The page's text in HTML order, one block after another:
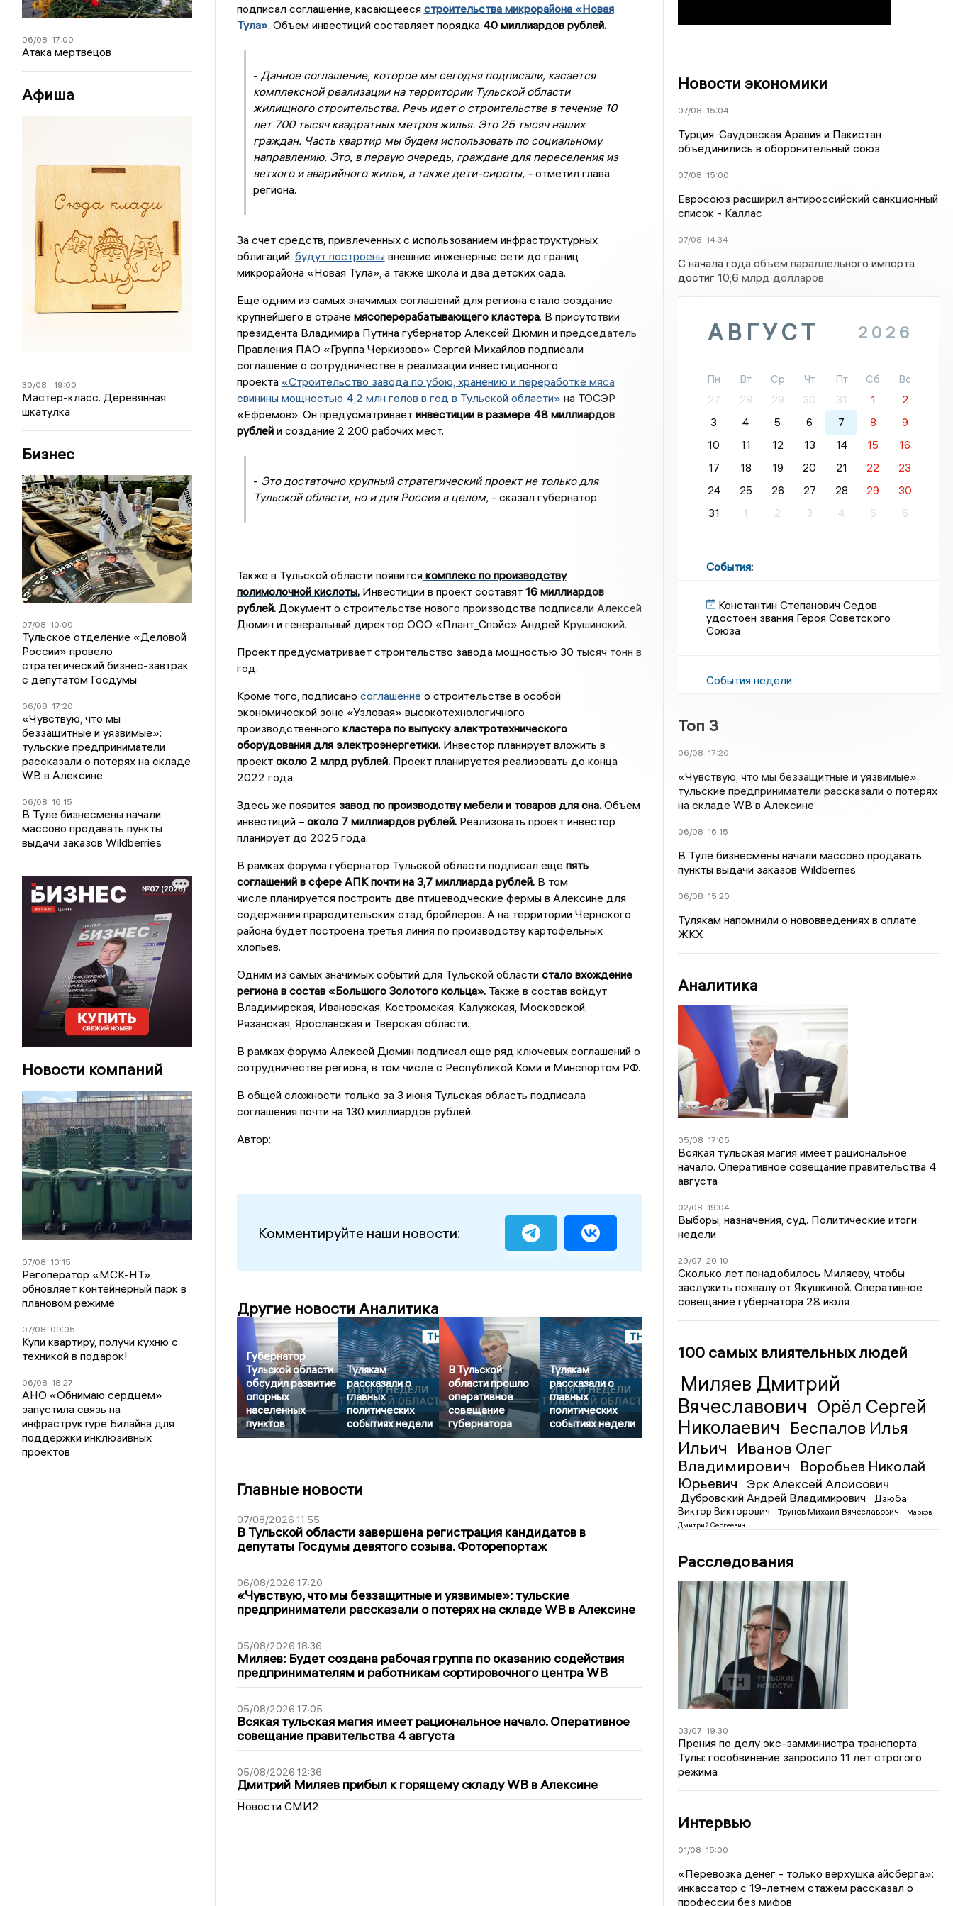
06/08 17:00
Атака мертвецов
Афиша
30/08 19:00
Мастер-класс. Деревянная
шкатулка
Бизнес
07/08 10:00
Тульское отделение «Деловой
России» провело
стратегический бизнес-завтрак
с депутатом Госдумы
06/08 17:20
«Чувствую, что мы
беззащитные и уязвимые»:
тульские предприниматели
рассказали о потерях на складе
WB в Алексине
06/08 16:15
В Туле бизнесмены начали
массово продавать пункты
выдачи заказов Wildberries
Новости компаний
07/08 10:15
Регоператор «МСК-НТ»
обновляет контейнерный парк в
плановом режиме
07/08 09:05
Купи квартиру, получи кухню с
техникой в подарок!
06/08 18:27
АНО «Обнимаю сердцем»
запустила связь на
инфраструктуре Билайна для
поддержки инклюзивных
проектов
подписал соглашение, касающееся строительства микрорайона «Новая
Тула». Объем инвестиций составляет порядка 40 миллиардов рублей.
- Данное соглашение, которое мы сегодня подписали, касается
комплексной реализации на территории Тульской области
жилищного строительства. Речь идет о строительстве в течение 10
лет 700 тысяч квадратных метров жилья. Это 25 тысяч наших
граждан. Часть квартир мы будем использовать по социальному
направлению. Это, в первую очередь, граждане для переселения из
ветхого и аварийного жилья, а также дети-сироты, - отметил глава
региона.
За счет средств, привлеченных с использованием инфраструктурных
облигаций, будут построенывнешние инженерные сети до границ
микрорайона «Новая Тула», а также школа и два детских сада.
Еще одним из самых значимых соглашений для региона стало создание
крупнейшего в стране мясоперерабатывающего кластера. В присутствии
президента Владимира Путина губернатор Алексей Дюмин и председатель
Правления ПАО «Группа Черкизово» Сергей Михайлов подписали
соглашение о сотрудничестве в реализации инвестиционного
проекта «Строительство завода по убою, хранению и переработке мяса
свинины мощностью 4,2 млн голов в год в Тульской области» на ТОСЭР
«Ефремов». Он предусматривает инвестиции в размере 48 миллиардов
рублейи создание 2 200 рабочих мест.
- Это достаточно крупный стратегический проект не только для
Тульской области, но и для России в целом, - сказал губернатор.
Также в Тульской области появится комплекс по производству
полимолочной кислоты.Инвестиции в проект составят 16 миллиардов
рублей.Документ о строительстве нового производства подписали Алексей
Дюмин и генеральный директор ООО «Плант_Спэйс» Андрей Крушинский.
Проект предусматривает строительство завода мощностью 30 тысяч тонн в
год.
Кроме того, подписано соглашение о строительстве в особой
экономической зоне «Узловая» высокотехнологичного
производственного кластера по выпуску электротехнического
оборудования для электроэнергетики.Инвестор планирует вложить в
проектоколо 2 млрд рублей.Проект планируется реализовать до конца
2022 года.
Здесь же появится завод по производству мебели и товаров для сна.Объем
инвестиций –около 7 миллиардов рублей.Реализовать проект инвестор
планирует до 2025 года.
В рамках форума губернатор Тульской области подписал еще пять
соглашений в сфере АПК почти на 3,7 миллиарда рублей. В том
числе планируется построить две птицеводческие фермы в Алексине для
содержания прародительских стад бройлеров. А на территории Чернского
района будет построена третья линия по производству картофельных
хлопьев.
Одним из самых значимых событий для Тульской области стало вхождение
региона в состав «Большого Золотого кольца». Также в состав войдут
Владимирская, Ивановская, Костромская, Калужская, Московской,
Рязанская, Ярославская и Тверская области.
В рамках форума Алексей Дюмин подписал еще ряд ключевых соглашений о
сотрудничестве региона, в том числе с Республикой Коми и Минспортом РФ.
В общей сложности только за 3 июня Тульская область подписала
соглашения почти на 130 миллиардов рублей.
Автор:
Комментируйте наши новости:
Другие новости Аналитика
Губернатор
Тульской области
обсудил развитие
опорных
населенных
пунктов
Тулякам
рассказали о
главных
политических
событиях недели
В Тульской
области прошло
оперативное
совещание
губернатора
Тулякам
рассказали о
главных
политических
событиях недели
Главные новости
07/08/2026 11:55
В Тульской области завершена регистрация кандидатов в
депутаты Госдумы девятого созыва. Фоторепортаж
06/08/2026 17:20
«Чувствую, что мы беззащитные и уязвимые»: тульские
предприниматели рассказали о потерях на складе WB в Алексине
05/08/2026 18:36
Миляев: Будет создана рабочая группа по оказанию содействия
предпринимателям и работникам сортировочного центра WB
05/08/2026 17:05
Всякая тульская магия имеет рациональное начало. Оперативное
совещание правительства 4 августа
05/08/2026 12:36
Дмитрий Миляев прибыл к горящему складу WB в Алексине
Новости СМИ2
Новости экономики
07/08 15:04
Турция, Саудовская Аравия и Пакистан
объединились в оборонительный союз
07/08 15:00
Евросоюз расширил антироссийский санкционный
список - Каллас
07/08 14:34
С начала года объем параллельного импорта
достиг 10,6 млрд долларов
АВГУСТ 2026
Пн Вт Ср Чт Пт Сб
Вс
27
28 29 30 31 1
2
3
4 5 6 7 8
9
10
11 12 13 14 15
16
17
18 19 20 21 22
23
24
25 26 27 28 29
30
31
1 2 3 4 5 6
События:
Константин Степанович Седов
удостоен звания Героя Советского
Союза
События недели
Топ 3
06/08 17:20
«Чувствую, что мы беззащитные и уязвимые»:
тульские предприниматели рассказали о потерях
на складе WB в Алексине
06/08 16:15
В Туле бизнесмены начали массово продавать
пункты выдачи заказов Wildberries
06/08 15:20
Тулякам напомнили о нововведениях в оплате
ЖКХ
Аналитика
05/08 17:05
Всякая тульская магия имеет рациональное
начало. Оперативное совещание правительства 4
августа
02/08 19:04
Выборы, назначения, суд. Политические итоги
недели
29/07 20:10
Сколько лет понадобилось Миляеву, чтобы
заслужить похвалу от Якушкиной. Оперативное
совещание губернатора 28 июля
100 самых влиятельных людей
Миляев Дмитрий
Вячеславович Орёл Сергей
Николаевич Беспалов Илья
Ильич
Иванов Олег
Владимирович
Воробьев Николай
Юрьевич
Эрк Алексей Алоисович
Дубровский Андрей Владимирович
Дзюба
Виктор Викторович
Трунов Михаил Вячеславович
Марков
Дмитрий Сергеевич
Расследования
03/07 19:30
Прения по делу экс-замминистра транспорта
Тулы: гособвинение запросило 11 лет строгого
режима
Интервью
01/08 15:00
«Перевозка денег - только верхушка айсберга»:
инкассатор с 19-летнем стажем рассказал о
профессии без мифов